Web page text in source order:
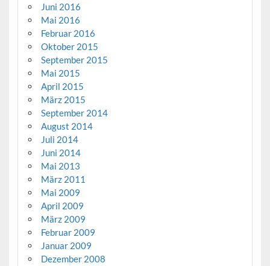
Juni 2016
Mai 2016
Februar 2016
Oktober 2015
September 2015
Mai 2015
April 2015
März 2015
September 2014
August 2014
Juli 2014
Juni 2014
Mai 2013
März 2011
Mai 2009
April 2009
März 2009
Februar 2009
Januar 2009
Dezember 2008